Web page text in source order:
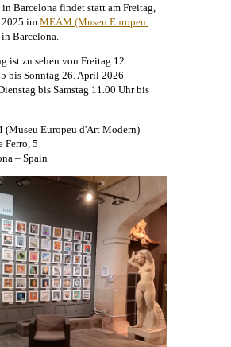
Barcelona findet statt am Freitag,
2025 im MEAM (Museu Europeu
in Barcelona.
ist zu sehen von Freitag 12.
bis Sonntag 26. April 2026
bis Samstag 11.00 Uhr bis
(Museu Europeu d'Art Modern)
Ferro, 5
– Spain